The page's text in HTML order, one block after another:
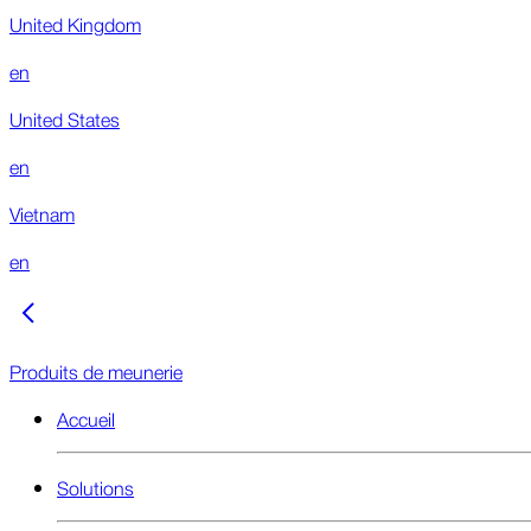
United Kingdom
en
United States
en
Vietnam
en
Produits de meunerie
Accueil
Solutions